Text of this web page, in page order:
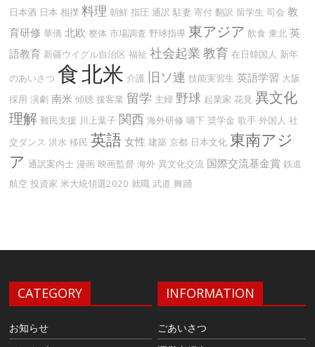
日本酒 日本 相撲 料理 朝鮮 指圧 通訳 駐妻 寄付 翻訳 留学生 司会 教
育研修 華僑 北欧 整体 市場調査 野球指導 東アジア 飲食 東北 英
語教育 新疆ウイグル自治区 福祉 社会起業 教育 在日韓国人 新年
のあいさつ 食北米 介護 旧ソ連 技能実習生 英語学習 大阪
採用 演劇 南米 傾聴 接客業 留学 主婦 野球 起業家 花見 異文化
理解 難民支援 川上葉子 関西 海外研修 嚥下 奨学金 歌手 外国人 社
交ダンス 洪水 移民 英語 女性 建築 京都 日本文化 東南アジ
ア 通訳案内士 漫画 映画監督 海外 異文化交流 国際交流基金賞 鉄道
航空 投資家 米大統領選2020 就職 武道 舞踊
CATEGORY
お知らせ
INFORMATION
ごあいさつ